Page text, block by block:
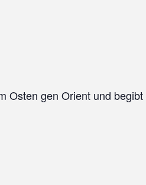
Osten gen Orient und